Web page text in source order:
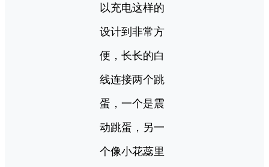
以充电这样的
设计到非常方
便，长长的白
线连接两个跳
蛋，一个是震
动跳蛋，另一
个像小花蕊里